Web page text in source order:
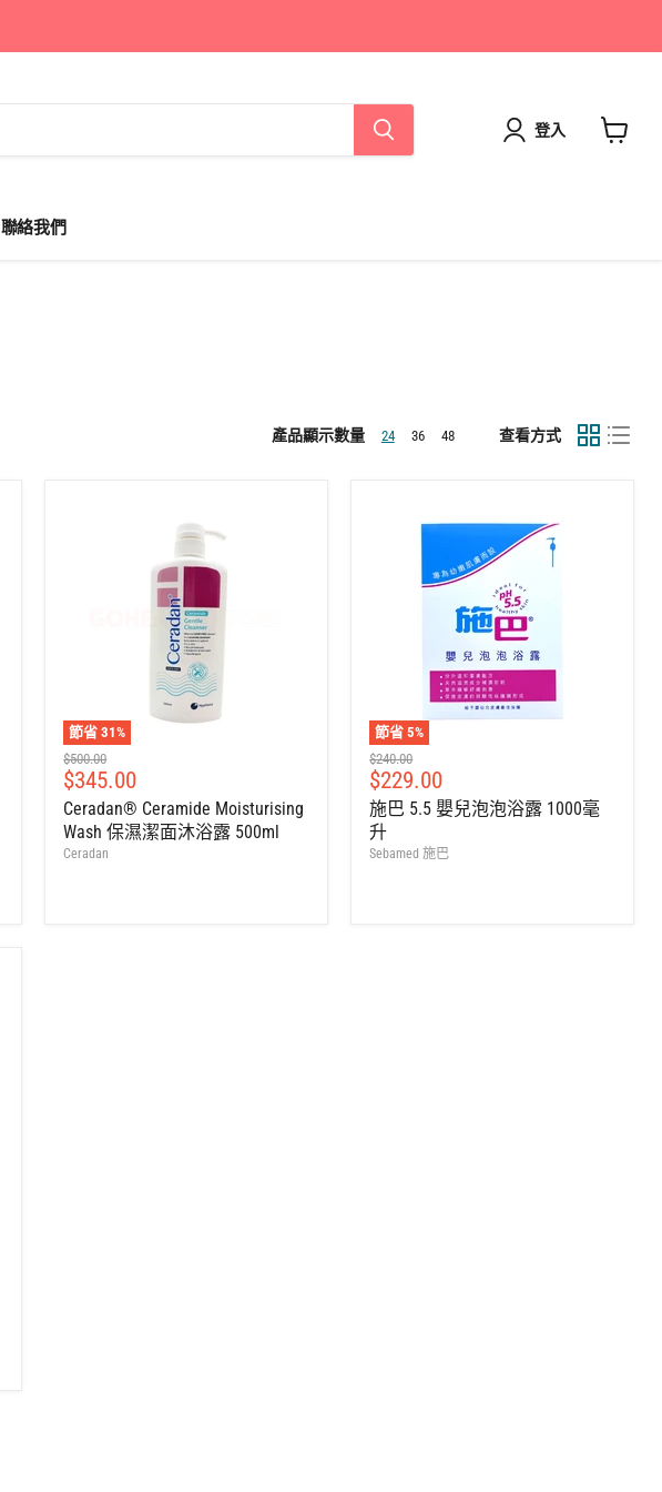
登入
聯絡我們
產品顯示數量 24 36 48 查看方式
節省31%
建
議
零
售
價
$500.00
售
價
$345.00
Ceradan® Ceramide Moisturising
Wash 保濕潔面沐浴露 500ml
Ceradan
節省5%
建
議
零
售
價
$240.00
售
價
$229.00
施巴 5.5 嬰兒泡泡浴露 1000毫
升
Sebamed 施巴